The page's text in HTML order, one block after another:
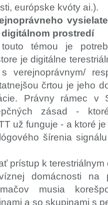
európske kvóty ai.).
prostredí
témou je
je digitálne
verejnoprávnym/
črtou je jeho
Právny rámec v
zásad -
už funguje - a ktoré
šírenia
prístup k terestriálnym
domácnosti na
musia
a so skupinami s